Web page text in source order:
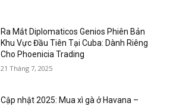
Ra Mắt Diplomaticos Genios Phiên Bản
Khu Vực Đầu Tiên Tại Cuba: Dành Riêng
Cho Phoenicia Trading
21 Tháng 7, 2025
Cập nhật 2025: Mua xì gà ở Havana –